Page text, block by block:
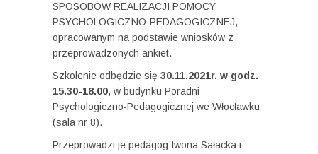
SPOSOBÓW REALIZACJI POMOCY
PSYCHOLOGICZNO-PEDAGOGICZNEJ,
opracowanym na podstawie wniosków z
przeprowadzonych ankiet.
Szkolenie odbędzie się 30.11.2021r. w godz.
15.30-18.00, w budynku Poradni
Psychologiczno-Pedagogicznej we Włocławku
(sala nr 8).
Przeprowadzi je pedagog Iwona Sałacka i